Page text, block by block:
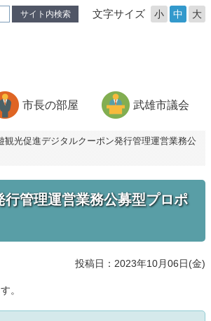
サイト内検索 文字サイズ 小 中 大
市長の部屋 武雄市議会
観光促進デジタルクーポン発行管理運営業務公
管理運営業務公募型プロポ
投稿日：2023年10月06日(金)
。